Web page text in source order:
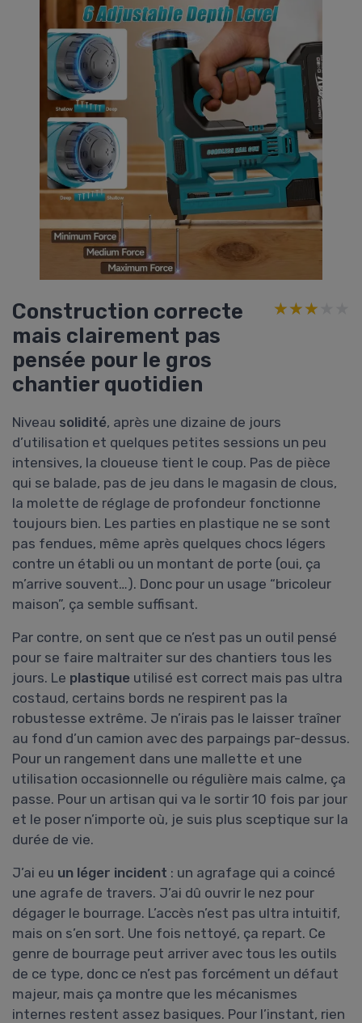
Construction correcte
mais clairement pas
pensée pour le gros
chantier quotidien
★★★★★
★★★★★
Niveau solidité, après une dizaine de jours
d’utilisation et quelques petites sessions un peu
intensives, la cloueuse tient le coup. Pas de pièce
qui se balade, pas de jeu dans le magasin de clous,
la molette de réglage de profondeur fonctionne
toujours bien. Les parties en plastique ne se sont
pas fendues, même après quelques chocs légers
contre un établi ou un montant de porte (oui, ça
m’arrive souvent…). Donc pour un usage “bricoleur
maison”, ça semble suffisant.
Par contre, on sent que ce n’est pas un outil pensé
pour se faire maltraiter sur des chantiers tous les
jours. Le plastique utilisé est correct mais pas ultra
costaud, certains bords ne respirent pas la
robustesse extrême. Je n’irais pas le laisser traîner
au fond d’un camion avec des parpaings par-dessus.
Pour un rangement dans une mallette et une
utilisation occasionnelle ou régulière mais calme, ça
passe. Pour un artisan qui va le sortir 10 fois par jour
et le poser n’importe où, je suis plus sceptique sur la
durée de vie.
J’ai eu un léger incident : un agrafage qui a coincé
une agrafe de travers. J’ai dû ouvrir le nez pour
dégager le bourrage. L’accès n’est pas ultra intuitif,
mais on s’en sort. Une fois nettoyé, ça repart. Ce
genre de bourrage peut arriver avec tous les outils
de ce type, donc ce n’est pas forcément un défaut
majeur, mais ça montre que les mécanismes
internes restent assez basiques. Pour l’instant, rien